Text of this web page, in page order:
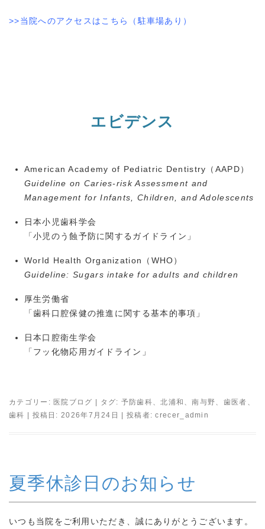
>>当院へのアクセスはこちら（駐車場あり）
エビデンス
American Academy of Pediatric Dentistry（ AAPD）
Guideline on Caries-risk Assessment and
Management for Infants, Children, and Adolescents
日本小児歯科学会
「小児のう蝕予防に関するガイドライン」
World Health Organization（ WHO）
Guideline: Sugars intake for adults and children
厚生労働省
「歯科口腔保健の推進に関する基本的事項」
日本口腔衛生学会
「フッ化物応用ガイドライン」
カテゴリー: 医院ブログ | タグ: 予防歯科、北浦和 、南与野、 歯医者 、
歯科
| 投稿日:2026年7月24日 投稿者:crecer_admin
夏季休診日のお知らせ
いつも当院をご利用いただき、誠にありがとうございます。